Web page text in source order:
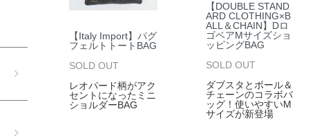
【Italy Import】パグ
フェルトトートBAG
SOLD OUT
レオパード柄がアク
セントになったミニ
ショルダーBAG
【DOUBLE STAND
ARD CLOTHING×B
ALL＆CHAIN】Dロ
ゴベアMサイズショ
ッピングBAG
SOLD OUT
ダブスタとボール＆
チェーンのコラボバ
ッグ！使いやすいM
サイズが新登場